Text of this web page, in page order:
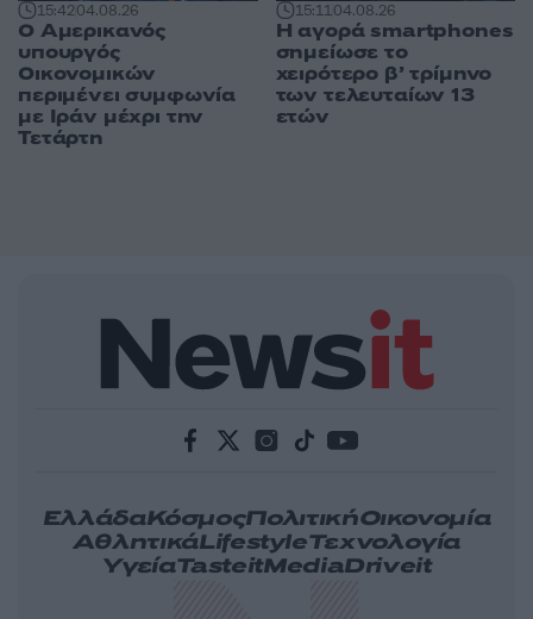
15:4204.08.26
Ο Αμερικανός
υπουργός
Οικονομικών
περιμένει συμφωνία
με Ιράν μέχρι την
Τετάρτη
15:1104.08.26
Η αγορά smartphones
σημείωσε το
χειρότερο β’ τρίμηνο
των τελευταίων 13
ετών
ΕλλάδαΚόσμοςΠολιτικήΟικονομία
ΑθλητικάLifestyleΤεχνολογία
ΥγείαTasteitMediaDriveit